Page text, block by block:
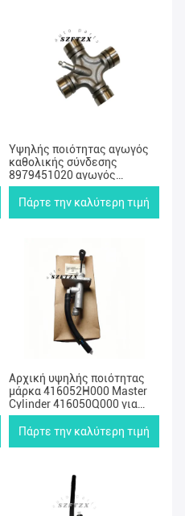
Υψηλής ποιότητας αγωγός
καθολικής σύνδεσης
8979451020 αγωγός
καθολικής σύνδεσης κοινής
αράχνης για Isuzu Rodeo και
Πάρτε την καλύτερη τιμή
Αρχική υψηλής ποιότητας
μάρκα 416052H000 Master
Cylinder 416050Q000 για
Hyundai i30 Kia CEED
Πάρτε την καλύτερη τιμή